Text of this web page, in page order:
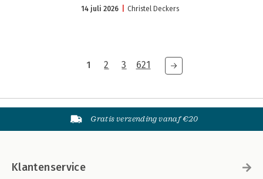
14 juli 2026 Christel Deckers
1 2 3 621
Gratis verzending vanaf €20
Klantenservice